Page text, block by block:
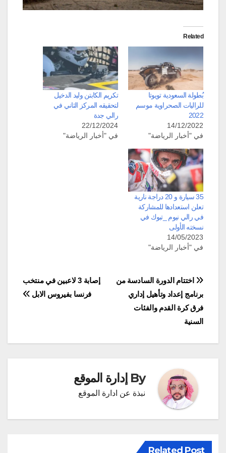
Related
بُطولة السعودية تويوتا
للراليات الصحراوية موسم
2022
14/12/2022
في "أخبار الرياضة"
تكريم الكابتن وليد الدخيل
لتحقيقه المركز الثاني في
رالي جدة
22/12/2024
في "أخبار الرياضة"
35 سيارة و 20 دراجة نارية
تعلن استعدادها للمشاركة
في رالي نيوم _تبوك في
نسخته الأولى
14/05/2023
في "أخبار الرياضة"
تصفّح
المقالات
إصابة 3 لاعبين في منتخب
فرنسا بفيروس الابل
اختتام الدورة السادسة من
برنامج إعداد وتأهيل إداري
فرق كرة القدم والفئات
السنية
By إدارة الموقع
نبذة عن ادارة الموقع
Related Post